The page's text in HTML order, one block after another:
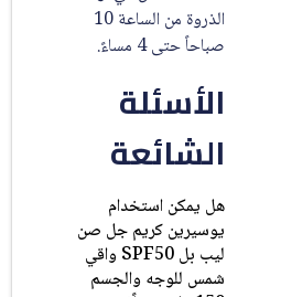
الذروة من الساعة 10
صباحاً حتى 4 مساءً.
الأسئلة
الشائعة
هل يمكن استخدام
يوسيرين كريم جل صن
ليب بل SPF50 واقي
شمس للوجه والجسم